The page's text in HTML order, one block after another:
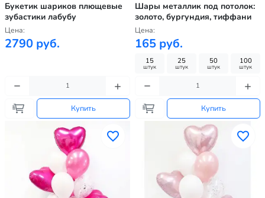
Букетик шариков плющевые
зубастики лабубу
Цена:
2790 руб.
Купить
Шары металлик под потолок:
золото, бургундия, тиффани
Цена:
165 руб.
15
штук
25
штук
50
штук
100
штук
Купить